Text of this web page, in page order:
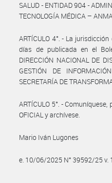
SALUD - ENTIDAD 904 -
TECNOLOGÍA MÉDICA –
ARTÍCULO 4°. - La
días de publicada en el
DIRECCIÓN NACIONAL DE
GESTIÓN DE
SECRETARÍA DE
ARTÍCULO 5°. - Comuníquese,
OFICIAL y archívese.
Mario Iván Lugones
e. 10/06/2025 N° 39592/25